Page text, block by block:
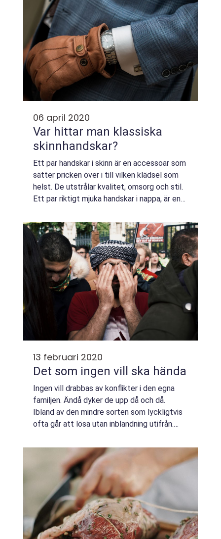
06 april 2020
Var hittar man klassiska
skinnhandskar?
Ett par handskar i skinn är en accessoar som
sätter pricken över i till vilken klädsel som
helst. De utstrålar kvalitet, omsorg och stil.
Ett par riktigt mjuka handskar i nappa, är en
13 februari 2020
Det som ingen vill ska hända
Ingen vill drabbas av konflikter i den egna
familjen. Ändå dyker de upp då och då.
Ibland av den mindre sorten som lyckligtvis
ofta går att lösa utan inblandning utifrån.